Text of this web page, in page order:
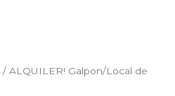
/ ALQUILER! Galpon/Local de